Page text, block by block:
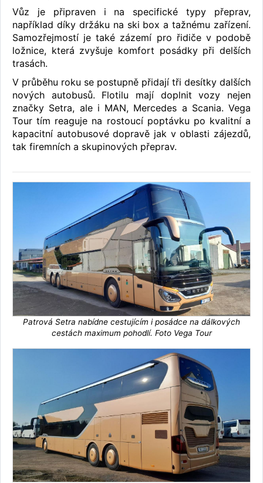
Vůz je připraven i na specifické typy přeprav,
například díky držáku na ski box a tažnému zařízení.
Samozřejmostí je také zázemí pro řidiče v podobě
ložnice, která zvyšuje komfort posádky při delších
trasách.
V průběhu roku se postupně přidají tři desítky dalších
nových autobusů. Flotilu mají doplnit vozy nejen
značky Setra, ale i MAN, Mercedes a Scania. Vega
Tour tím reaguje na rostoucí poptávku po kvalitní a
kapacitní autobusové dopravě jak v oblasti zájezdů,
tak firemních a skupinových přeprav.
Patrová Setra nabídne cestujícím i posádce na dálkových
cestách maximum pohodlí. Foto Vega Tour